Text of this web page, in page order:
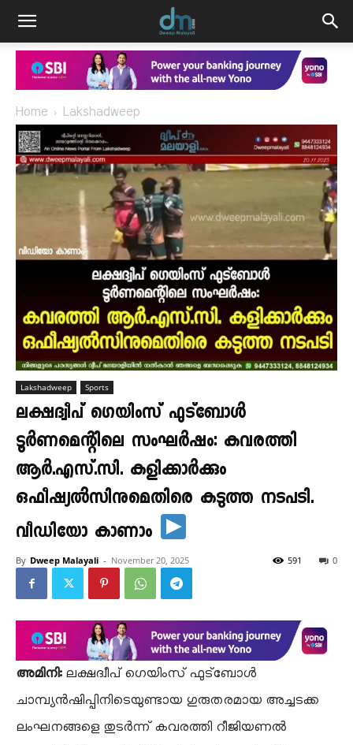
Home Lakshadweep
Lakshadweep Sports
ലക്ഷദ്വീപ് ഗെയിംസ് ഫുട്ബോൾ
ടൂർണമെന്റിലെ സംഘർഷം: കവരത്തി
ആർ.എസ്.സി. കളിക്കാർക്കും
ഒഫീഷ്യൽസിനുമെതിരെ കടുത്ത നടപടി.
വീഡിയോ കാണാം
By Dweep Malayali - November 20, 2025 0
591
അമിനി:ലക്ഷദ്വീപ് ഗെയിംസ് ഫുട്ബോൾ
ചാമ്പ്യൻഷിപ്പിനിടെയുണ്ടായ ഗുരുതരമായ അച്ചടക്ക
ലംഘനങ്ങളെ തുടർന്ന് കവരത്തി റീജിയണൽ